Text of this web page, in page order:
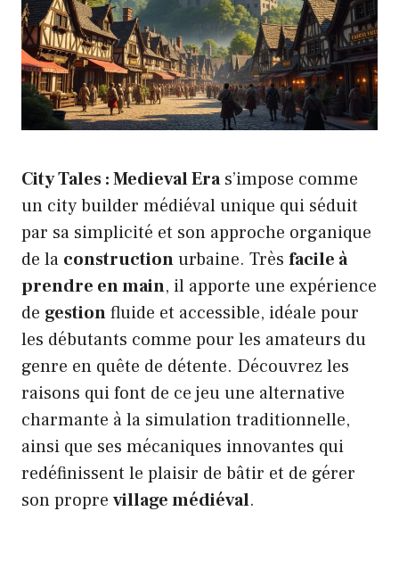
City Tales : Medieval Eras’impose comme
un city builder médiéval unique qui séduit
par sa simplicité et son approche organique
de la constructionurbaine. Très facile à
prendre en main, il apporte une expérience
de gestionfluide et accessible, idéale pour
les débutants comme pour les amateurs du
genre en quête de détente. Découvrez les
raisons qui font de ce jeu une alternative
charmante à la simulation traditionnelle,
ainsi que ses mécaniques innovantes qui
redéfinissent le plaisir de bâtir et de gérer
son propre village médiéval.